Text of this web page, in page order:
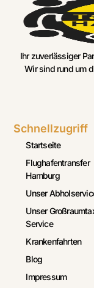
Ihr zuverlässiger
Wir sind rund um
Schnellzugriff
Startseite
Flughafentransfer
Hamburg
Unser
Unser
Service
Krankenfahrten
Blog
Impressum